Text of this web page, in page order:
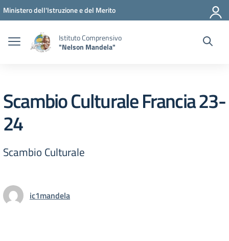
Vai ai contenuti
Vai al menu di navigazione
Vai al footer
Ministero dell'Istruzione e del Merito
Istituto Comprensivo
"Nelson Mandela"
Scambio Culturale Francia 23-
24
Scambio Culturale
ic1mandela